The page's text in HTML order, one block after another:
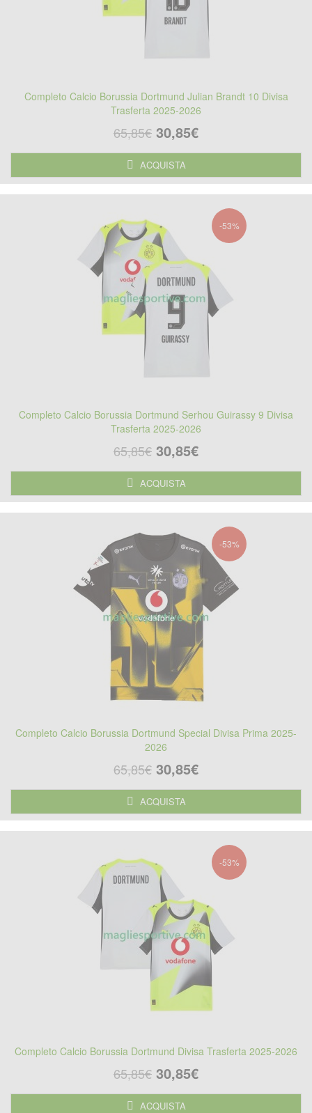
Completo Calcio Borussia Dortmund Julian Brandt 10 Divisa
Trasferta 2025-2026
65,85€ 30,85€
ACQUISTA
-53%
Completo Calcio Borussia Dortmund Serhou Guirassy 9 Divisa
Trasferta 2025-2026
65,85€ 30,85€
ACQUISTA
-53%
Completo Calcio Borussia Dortmund Special Divisa Prima 2025-
2026
65,85€ 30,85€
ACQUISTA
-53%
Completo Calcio Borussia Dortmund Divisa Trasferta 2025-2026
65,85€ 30,85€
ACQUISTA